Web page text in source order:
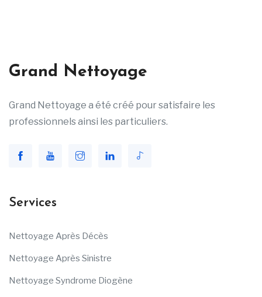
Grand Nettoyage
Grand Nettoyage a été créé pour satisfaire les
professionnels ainsi les particuliers.
Services
Nettoyage Après Décès
Nettoyage Après Sinistre
Nettoyage Syndrome Diogène